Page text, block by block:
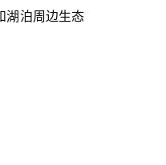
湖泊周边生态